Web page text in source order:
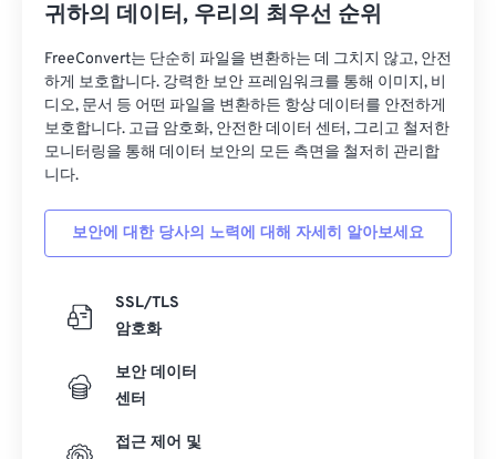
귀하의 데이터, 우리의 최우선 순위
FreeConvert는 단순히 파일을 변환하는 데 그치지 않고, 안전
하게 보호합니다. 강력한 보안 프레임워크를 통해 이미지, 비
디오, 문서 등 어떤 파일을 변환하든 항상 데이터를 안전하게
보호합니다. 고급 암호화, 안전한 데이터 센터, 그리고 철저한
모니터링을 통해 데이터 보안의 모든 측면을 철저히 관리합
니다.
보안에 대한 당사의 노력에 대해 자세히 알아보세요
SSL/TLS
암호화
보안 데이터
센터
접근 제어 및